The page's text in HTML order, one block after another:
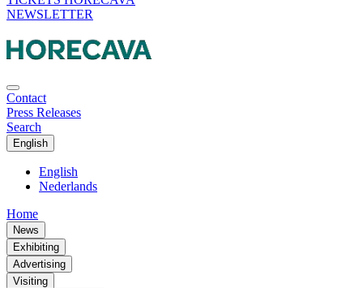
NEWSLETTER
Contact
Press Releases
Search
English
English
Nederlands
Home
News
Exhibiting
Advertising
Visiting